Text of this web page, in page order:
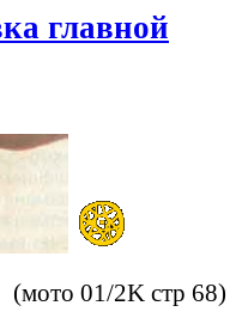
главной
(мото 01/2K стр 68)